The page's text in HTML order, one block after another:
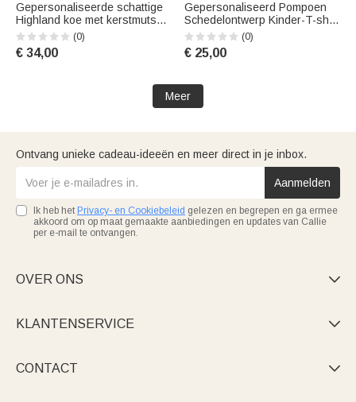
Gepersonaliseerde schattige
Highland koe met kerstmuts
12oz drinkbeker met handvat
en deksel Kerst kraamcadeau
voor kinderen
(0)
€ 34,00
Gepersonaliseerd Pompoen
Schedelontwerp Kinder-T-shirt
met Naam Halloweencadeau
voor Kinderen
(0)
€ 25,00
Meer
Ontvang unieke cadeau-ideeën en meer direct in je inbox.
Aanmelden
Ik heb het Privacy- en Cookiebeleid gelezen en begrepen en ga ermee
akkoord om op maat gemaakte aanbiedingen en updates van Callie
per e-mail te ontvangen.
OVER ONS 
KLANTENSERVICE 
CONTACT 